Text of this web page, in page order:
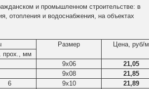
и промышленном строительстве: в
отопления и водоснабжения, на объектах
Размер
Цена, руб/м
прох., мм
9x06
21,05
9x08
21,85
6 9x10
21,89